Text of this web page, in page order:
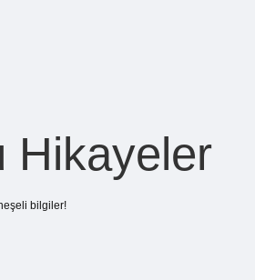
Hikayeler
bilgiler!